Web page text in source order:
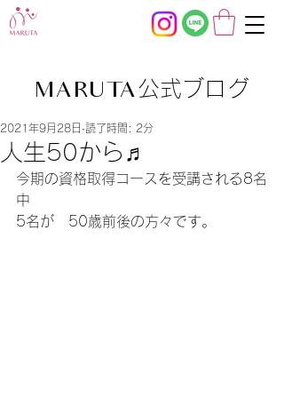
MARUTA公式ブログ
人生50から♬
2021年9月28日 読了時間: 2分
今期の資格取得コースを受講される8名
中
5名が　50歳前後の方々です。